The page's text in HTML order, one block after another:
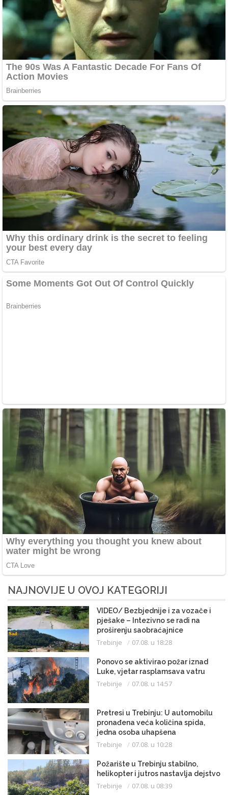
NAJNOVIJE U OVOJ KATEGORIJI
VIDEO/ Bezbjednije i za vozače i
pješake – Intezivno se radi na
proširenju saobraćajnice
Trebinje 07.08. u 18:28
Ponovo se aktivirao požar iznad
Luke, vjetar rasplamsava vatru
Trebinje 07.08. u 14:57
Pretresi u Trebinju: U automobilu
pronađena veća količina spida,
jedna osoba uhapšena
Trebinje 07.08. u 10:28
Požarište u Trebinju stabilno,
helikopter i jutros nastavlja dejstvo
Trebinje 07.08. u 08:39